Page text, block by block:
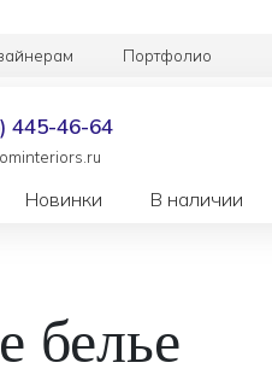
Портфолио
445-46-64
Новинки В наличии
белье